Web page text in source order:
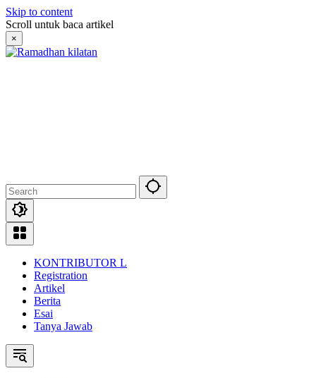
Skip to content
Scroll untuk baca artikel
×
KONTRIBUTOR L
Registration
Artikel
Berita
Esai
Tanya Jawab